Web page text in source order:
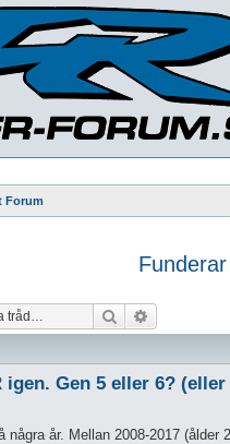
Forum
Sök
Gen 5 eller 6?
några år. Mellan 2008-2017